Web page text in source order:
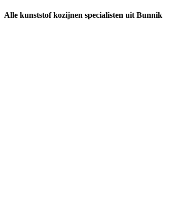
Alle kunststof kozijnen specialisten uit Bunnik